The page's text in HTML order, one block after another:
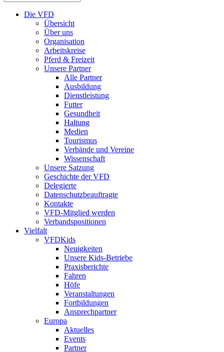
Die VFD
Übersicht
Über uns
Organisation
Arbeitskreise
Pferd & Freizeit
Unsere Partner
Alle Partner
Ausbildung
Dienstleistung
Futter
Gesundheit
Haltung
Medien
Tourismus
Verbände und Vereine
Wissenschaft
Unsere Satzung
Geschichte der VFD
Delegierte
Datenschutzbeauftragte
Kontakte
VFD-Mitglied werden
Verbandspositionen
Vielfalt
VFDKids
Neuigkeiten
Unsere Kids-Betriebe
Praxisberichte
Fahren
Höfe
Veranstaltungen
Fortbildungen
Ansprechpartner
Europa
Aktuelles
Events
Partner